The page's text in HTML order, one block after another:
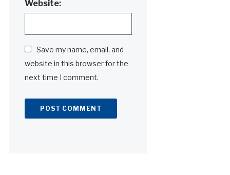
Website:
Save my name, email, and
website in this browser for the
next time I comment.